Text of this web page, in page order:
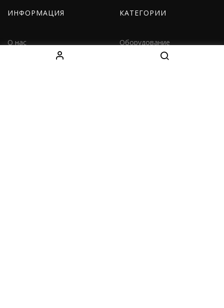
ИНФОРМАЦИЯ
О нас
КАТЕГОРИИ
Оборудование